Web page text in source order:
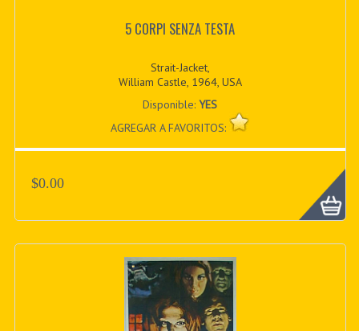
5 CORPI SENZA TESTA
Strait-Jacket,
William Castle, 1964, USA
Disponible:YES
AGREGAR A FAVORITOS:
$0.00